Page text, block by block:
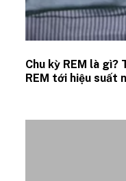
Chu kỳ REM là gì?
REM tới hiệu suất